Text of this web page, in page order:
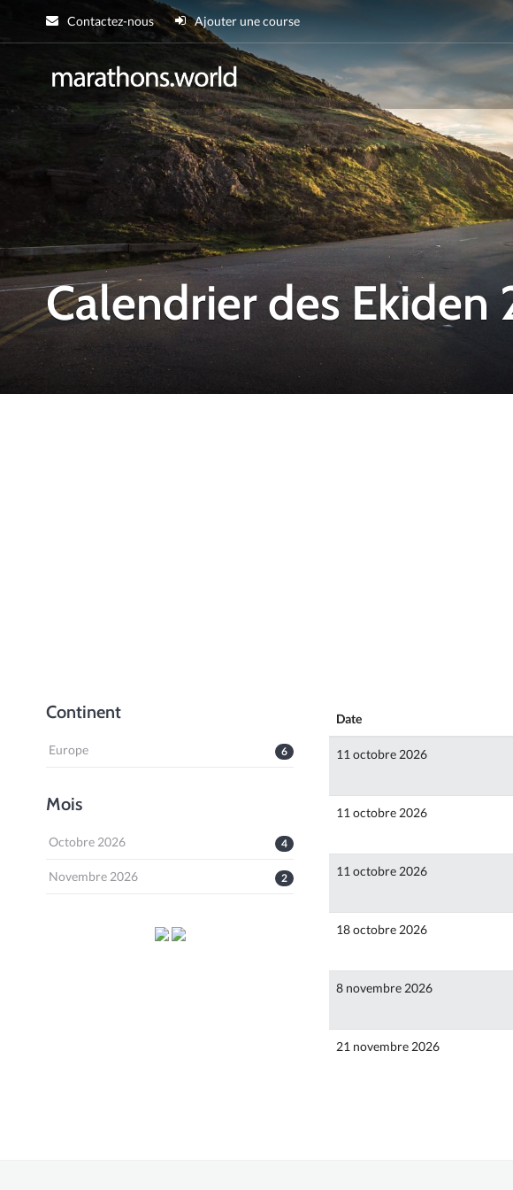
Contactez-nous Ajouter une course
marathons.world
Calendrier des
Continent
6
Europe
Mois
4
Octobre 2026
2
Novembre 2026
Date
11 octobre 2026
11 octobre 2026
11 octobre 2026
18 octobre 2026
8 novembre 2026
21 novembre 2026